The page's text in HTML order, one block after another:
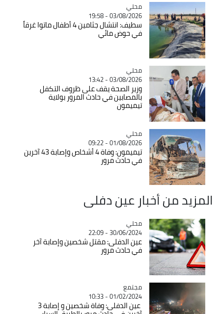
Catégorie
محلي
03/08/2026 - 19:58
سطيف: انتشال جثامين 4 أطفال ماتوا غرقاً
في حوض مائي
Catégorie
محلي
03/08/2026 - 13:42
وزير الصحة يقف على ظروف التكفل
بالمصابين في حادث المرور بولاية
تيميمون
Catégorie
محلي
01/08/2026 - 09:22
تيميمون: وفاة 4 أشخاص وإصابة 43 آخرين
في حادث مرور
المزيد من أخبار عين دفلى
Catégorie
محلي
30/06/2024 - 22:09
عين الدفلى: مقتل شخصين وإصابة آخر
في حادث مرور
Catégorie
مجتمع
01/02/2024 - 10:33
عين الدفلى: وفاة شخصين و إصابة 3